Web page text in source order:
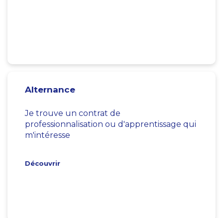
Alternance
Je trouve un contrat de
professionnalisation ou d'apprentissage qui
m'intéresse
Découvrir